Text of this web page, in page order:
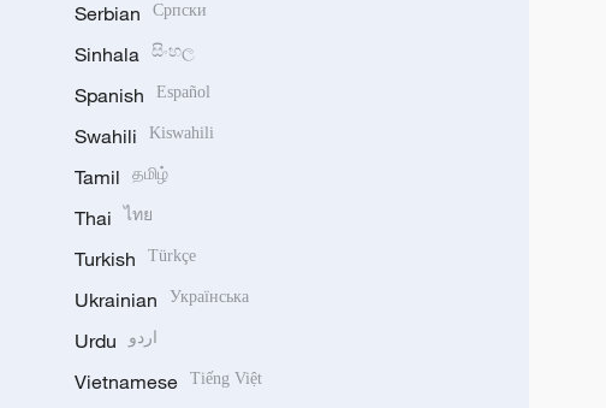
Serbian Српски
Sinhala සිංහල
Spanish Español
Swahili Kiswahili
Tamil தமிழ்
Thai ไทย
Turkish Türkçe
Ukrainian Українська
Urdu اردو
Vietnamese Tiếng Việt